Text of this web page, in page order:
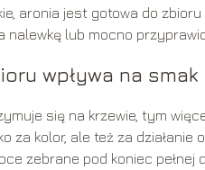
aronia jest gotowa do
nalewkę lub mocno
wpływa na
się na krzewie, tym
za kolor, ale też za działanie
zebrane pod koniec